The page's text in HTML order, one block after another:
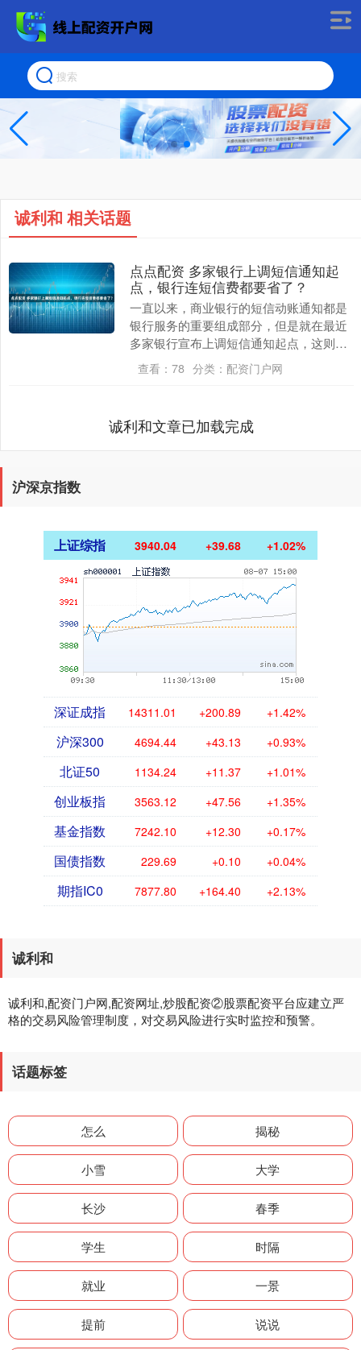
诚利和 相关话题
点点配资 多家银行上调短信通知起
点，银行连短信费都要省了？
一直以来，商业银行的短信动账通知都是
银行服务的重要组成部分，但是就在最近
多家银行宣布上调短信通知起点，这则消
息可谓是引发了市场的热议，商业银行这
是要连短信费都要....
查看： 78 分类： 配资门户网
诚利和文章已加载完成
沪深京指数
上证综指 3940.04 +39.68 +1.02%
深证成指 14311.01 +200.89 +1.42%
沪深300 4694.44 +43.13 +0.93%
北证50 1134.24 +11.37 +1.01%
创业板指 3563.12 +47.56 +1.35%
基金指数 7242.10 +12.30 +0.17%
国债指数 229.69 +0.10 +0.04%
期指IC0 7877.80 +164.40 +2.13%
诚利和
诚利和,配资门户网,配资网址,炒股配资②股票配资平台应建立严
格的交易风险管理制度，对交易风险进行实时监控和预警。
话题标签
怎么 揭秘
小雪 大学
长沙 春季
学生 时隔
就业 一景
提前 说说